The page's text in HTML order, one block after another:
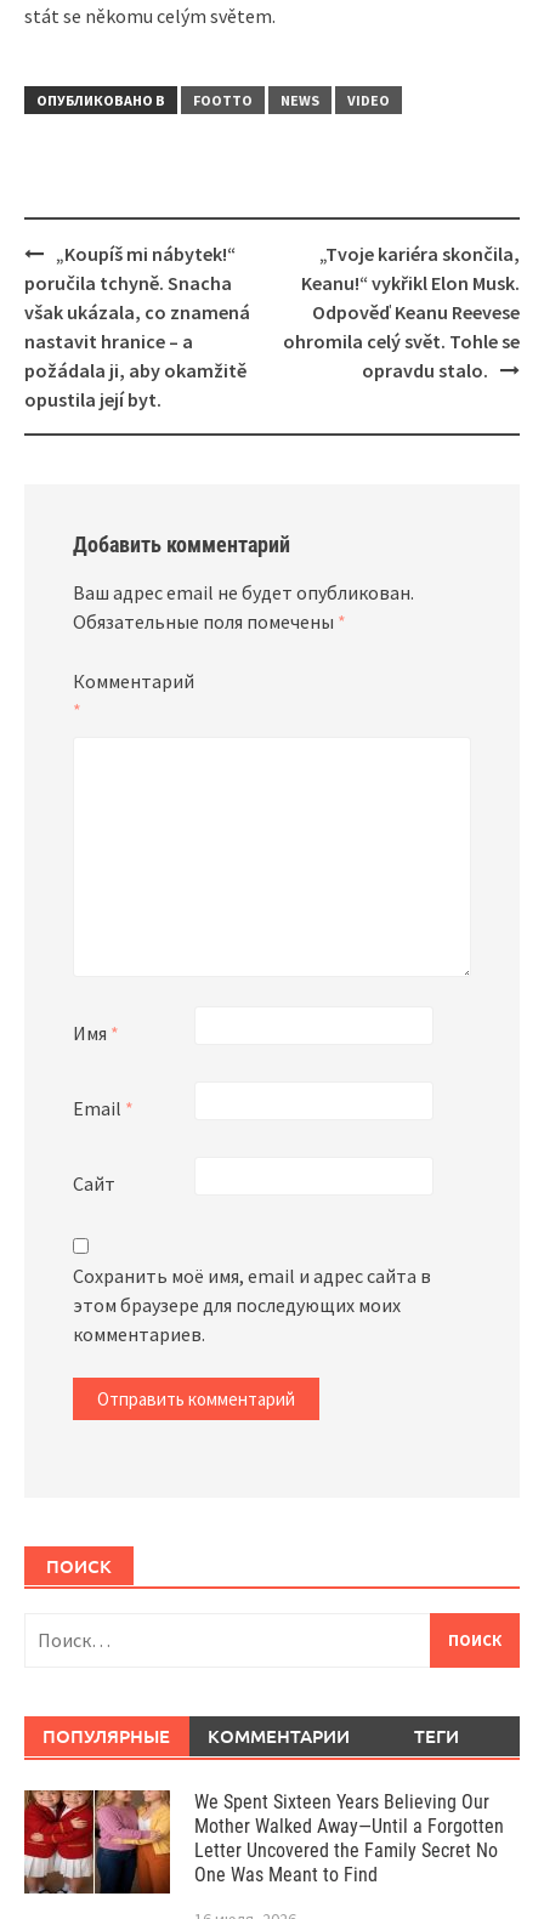
stát se někomu celým světem.
ОПУБЛИКОВАНО В FOOTTO NEWS VIDEO
Навигация
„Koupíš mi nábytek!“
poručila tchyně. Snacha
však ukázala, co znamená
nastavit hranice – a
požádala ji, aby okamžitě
opustila její byt.
„Tvoje kariéra skončila,
Keanu!“ vykřikl Elon Musk.
Odpověď Keanu Reevese
ohromila celý svět. Tohle se
opravdu stalo.
Добавить комментарий
Ваш адрес email не будет опубликован.
Обязательные поля помечены *
Комментарий
*
Имя *
Email *
Сайт
Сохранить моё имя, email и адрес сайта в
этом браузере для последующих моих
комментариев.
ПОИСК
ПОПУЛЯРНЫЕ КОММЕНТАРИИ ТЕГИ
We Spent Sixteen Years Believing Our
Mother Walked Away—Until a Forgotten
Letter Uncovered the Family Secret No
One Was Meant to Find